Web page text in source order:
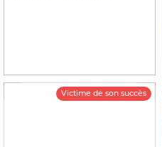
Victime de son succès